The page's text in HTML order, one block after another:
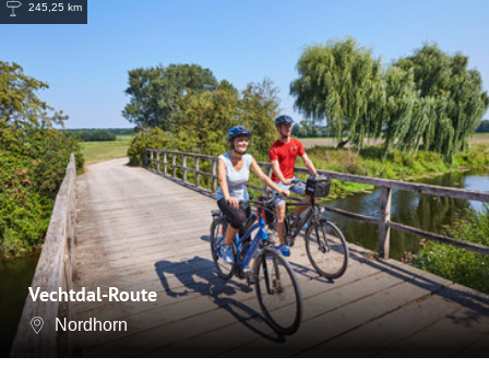
245,25 km
Vechtdal-Route
Nordhorn